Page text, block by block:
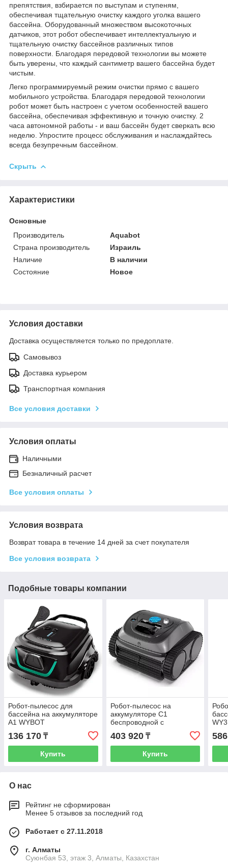
препятствия, взбирается по выступам и ступеням,
обеспечивая тщательную очистку каждого уголка вашего
бассейна. Оборудованный множеством высокоточных
датчиков, этот робот обеспечивает интеллектуальную и
тщательную очистку бассейнов различных типов
поверхности. Благодаря передовой технологии вы можете
быть уверены, что каждый сантиметр вашего бассейна будет
чистым.
Легко программируемый режим очистки прямо с вашего
мобильного устройства. Благодаря передовой технологии
робот может быть настроен с учетом особенностей вашего
бассейна, обеспечивая эффективную и точную очистку. 2
часа автономной работы - и ваш бассейн будет сверкать всю
неделю. Упростите процесс обслуживания и наслаждайтесь
всегда безупречным бассейном.
Скрыть
Характеристики
Основные
Производитель
Aquabot
Страна производитель
Израиль
Наличие
В наличии
Состояние
Новое
Условия доставки
Доставка осуществляется только по предоплате.
Самовывоз
Доставка курьером
Транспортная компания
Все условия доставки
Условия оплаты
Наличными
Безналичный расчет
Все условия оплаты
Условия возврата
Возврат товара в течение 14 дней за счет покупателя
Все условия возврата
Подобные товары компании
Робот-пылесос для
бассейна на аккумуляторе
A1 WYBOT
136 170 ₸
Купить
Робот-пылесос на
аккумуляторе С1
беспроводной с
управлением со
смартфона
403 920₸
Купить
О нас
Рейтинг не сформирован
Менее 5 отзывов за последний год
Работает с 27.11.2018
г. Алматы
Суюнбая 53, этаж 3, Алматы, Казахстан